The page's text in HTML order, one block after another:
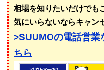
相場を知りたいだけでも
気にいらないならキャン
>SUUMOの電話営業
ちら